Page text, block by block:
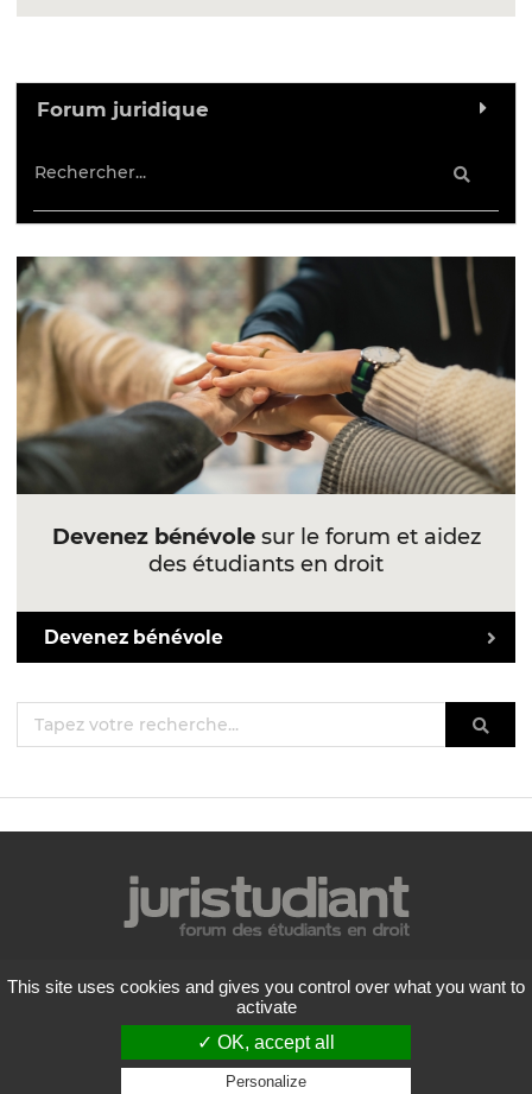
Forum juridique
Devenez bénévolesur le forum et aidez
des étudiants en droit
Devenez bénévole
Mentions légales
Politique de confidentialité
Conditions générales d'utilisation
Liste des forums
Contactez-nous
This site uses cookies and gives you control over what you want to
activate
✓ OK, accept all
Personalize